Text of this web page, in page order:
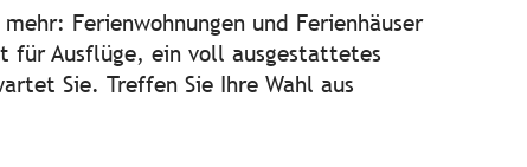
Ferienwohnungen und Ferienhäuser
für Ausflüge, ein voll ausgestattetes
Sie. Treffen Sie Ihre Wahl aus